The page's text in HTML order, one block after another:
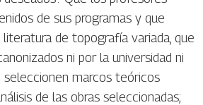
de sus programas y que
de topografía variada, que
ni por la universidad ni
seleccionen marcos teóricos
de las obras seleccionadas;